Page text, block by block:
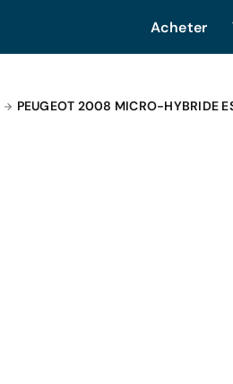
Acheter
PEUGEOT 2008 MICRO-HYBRIDE